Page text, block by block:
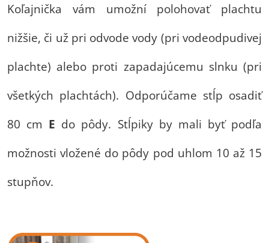
Koľajnička vám umožní polohovať plachtu
nižšie, či už pri odvode vody (pri vodeodpudivej
plachte) alebo proti zapadajúcemu slnku (pri
všetkých plachtách). Odporúčame stĺp osadiť
80 cm E do pôdy. Stĺpiky by mali byť podľa
možnosti vložené do pôdy pod uhlom 10 až 15
stupňov.